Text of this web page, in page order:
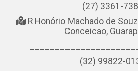
(27) 3361-
R Honório Machado de
Conceicao,
(32) 99822-